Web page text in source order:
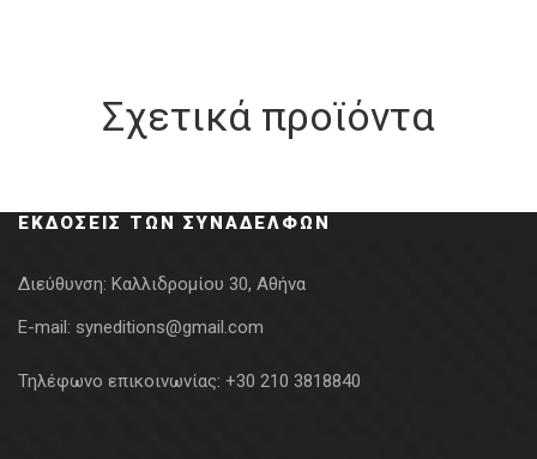
Σχετικά προϊόντα
ΕΚΔΌΣΕΙΣ ΤΩΝ ΣΥΝΑΔΈΛΦΩΝ
Διεύθυνση: Καλλιδρομίου 30, Αθήνα
E-mail: syneditions@gmail.com
Τηλέφωνο επικοινωνίας: +30 210 3818840